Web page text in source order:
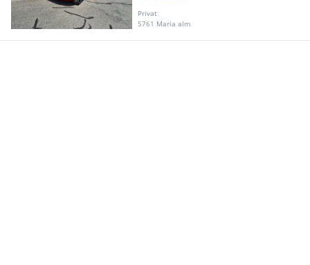
Privat
5761 Maria alm